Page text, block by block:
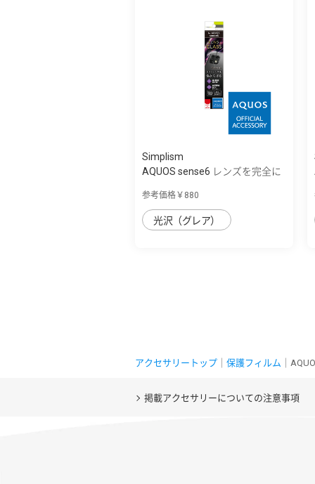
Simplism
AQUOS sense6 レンズを完全に
参考価格￥880
光沢（グレア）
アクセサリートップ 保護フィルム ｜
掲載アクセサリーについての注意事項